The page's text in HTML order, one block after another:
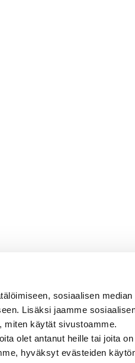
sosiaalisen median
Lisäksi jaamme
miten käytät sivustoamme.
olet antanut heille tai joita
hyväksyt evästeiden